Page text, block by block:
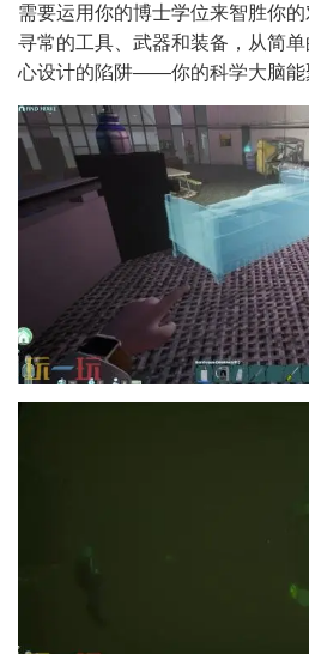
需要运用你的博士学位来智胜你
寻常的工具、武器和装备，从简
心设计的陷阱——你的科学大脑能